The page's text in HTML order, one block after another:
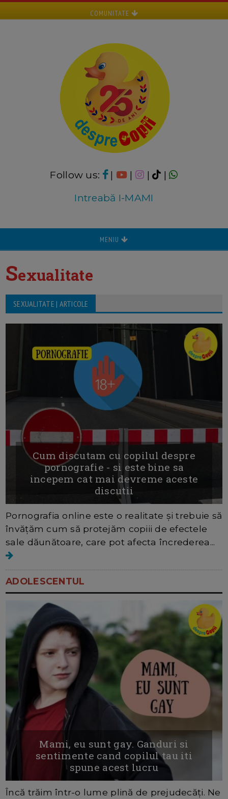
COMUNITATE
Follow us: | | |
|
Intreabă I-MAMI
MENIU
Sexualitate
SEXUALITATE | ARTICOLE
Cum discutam cu copilul despre
pornografie - si este bine sa
incepem cat mai devreme aceste
discutii
Pornografia online este o realitate și trebuie să
învățăm cum să protejăm copiii de efectele
sale dăunătoare, care pot afecta încrederea...
ADOLESCENTUL
Mami, eu sunt gay. Ganduri si
sentimente cand copilul tau iti
spune acest lucru
Încă trăim într-o lume plină de prejudecăți. Ne